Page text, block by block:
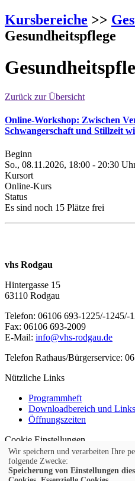
Kursbereiche >>
Gesundheitspflege
Zurück zur Übersicht
Online-Workshop: Zwischen
Schwangerschaft und Stillzeit
Beginn
So., 08.11.2026, 18:00 - 20:30
Kursort
Online-Kurs
Status
Es sind noch 15 Plätze frei
vhs Rodgau
Hintergasse 15
63110 Rodgau
Telefon: 06106 693-1225/-1245/-
Fax: 06106 693-2009
E-Mail: info@vhs-rodgau.de
Telefon Rathaus/Bürgerservice:
Nützliche Links
Programmheft
Downloadbereich und Links
Öffnungszeiten
Cookie Einstellungen
© 2026 Kubus Software GmbH
Impressum
Wir speichern und verarbeiten Ihre
folgende Zwecke:
Speicherung von Einstellungen